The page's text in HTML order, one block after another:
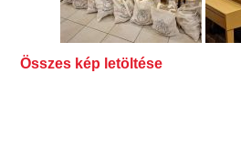
Összes kép letöltése